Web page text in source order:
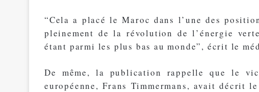
“Cela a placé le Maroc dans l’une des
pleinement de la révolution de l’énergie
étant parmi les plus bas au monde”, écrit le
De même, la publication rappelle que le
européenne, Frans Timmermans, avait décrit